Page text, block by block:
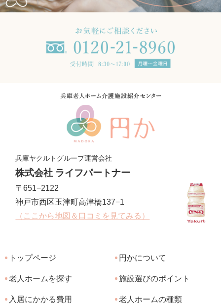
兵庫ヤクルトグループ運営会社
株式会社 ライフパートナー
〒651−2122
神戸市西区玉津町高津橋137−1
（ここから地図＆口コミを見てみる）
トップページ 円かについて
老人ホームを探す 施設選びのポイント
入居にかかる費用 老人ホームの種類